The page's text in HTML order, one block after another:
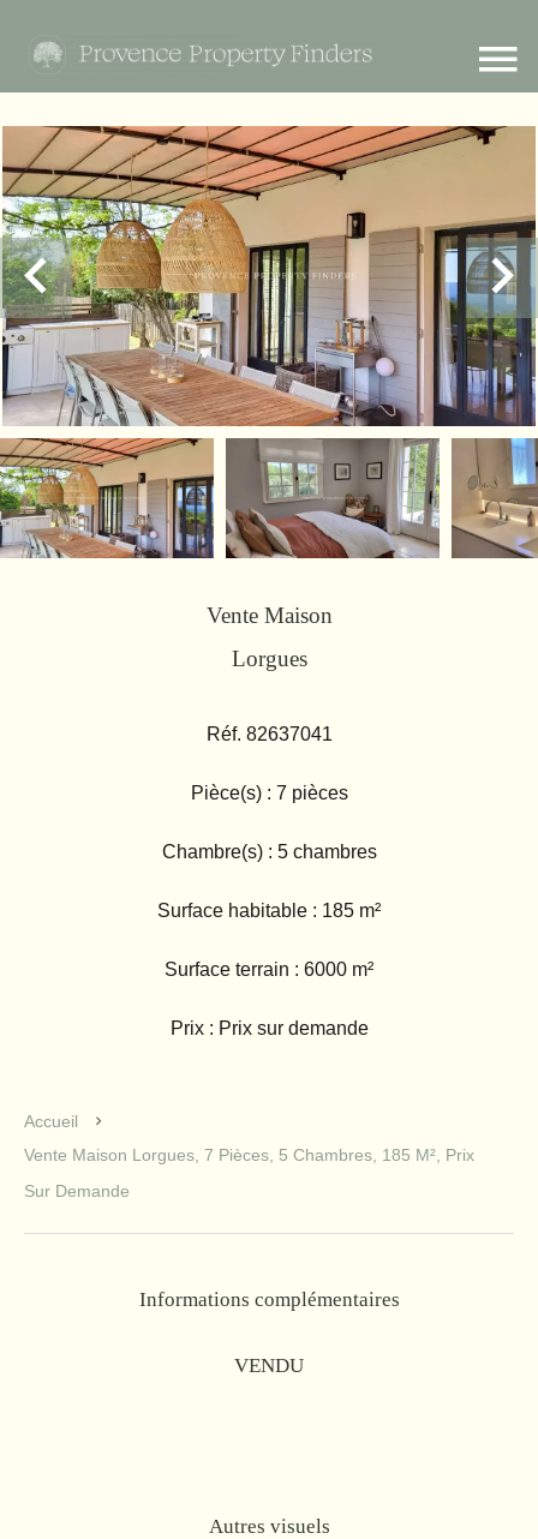
Vente Maison
Lorgues
Réf. 82637041
Pièce(s) : 7 pièces
Chambre(s) : 5 chambres
Surface habitable : 185 m²
Surface terrain : 6000 m²
Prix : Prix sur demande
Accueil
Vente Maison Lorgues, 7 Pièces, 5 Chambres, 185 M², Prix
Sur Demande
Informations complémentaires
VENDU
Autres visuels